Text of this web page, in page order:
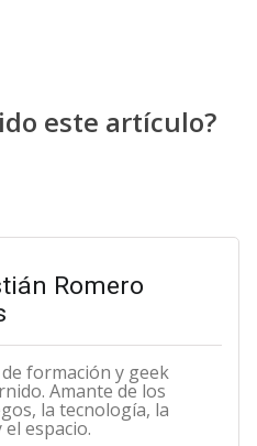
este artículo?
Romero
formación y geek
Amante de los
la tecnología, la
el espacio.